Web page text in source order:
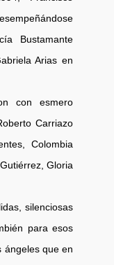
Bustamante
Arias en
con esmero
Carriazo
Colombia
Gloria
silenciosas
para esos
ángeles que en